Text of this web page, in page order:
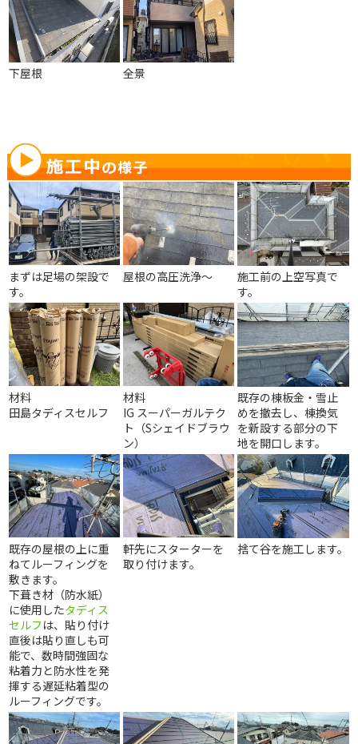
下屋根 全景
まずは足場の架設で
す。
屋根の高圧洗浄～
施工前の上空写真で
す。
材料
田島タディスセルフ
材料
IG スーパーガルテク
ト（Sシェイドブラウ
ン）
既存の棟板金・雪止
めを撤去し、棟換気
を新設する部分の下
地を開口します。
既存の屋根の上に重
ねてルーフィングを
敷きます。
下葺き材（防水紙）
に使用したタディス
セルフ は、貼り付け
直後は貼り直しも可
能で、数時間強固な
粘着力と防水性を発
揮する遅延粘着型の
ルーフィングです。
軒先にスターターを
取り付けます。
捨て谷を施工します。